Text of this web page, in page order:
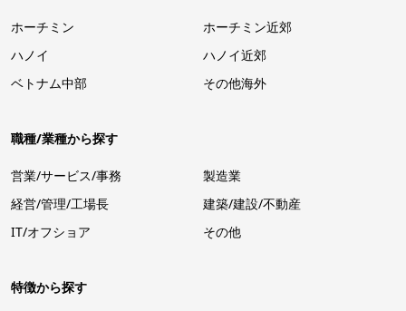
ホーチミン
ホーチミン近郊
ハノイ
ハノイ近郊
ベトナム中部
その他海外
職種/業種から探す
営業/サービス/事務
製造業
経営/管理/工場長
建築/建設/不動産
IT/オフショア
その他
特徴から探す